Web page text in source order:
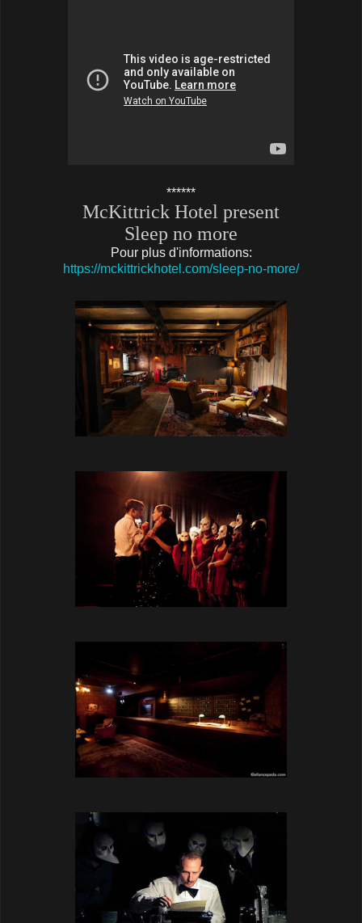
******
McKittrick Hotel present
Sleep no more
Pour plus d'informations:
https://mckittrickhotel.com/sleep-no-more/